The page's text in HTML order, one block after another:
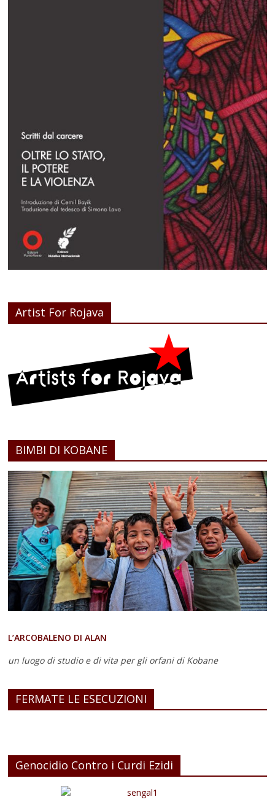
Artist For Rojava
BIMBI DI KOBANE
L’ARCOBALENO DI ALAN
un luogo di studio e di vita per gli orfani di Kobane
FERMATE LE ESECUZIONI
Genocidio Contro i Curdi Ezidi